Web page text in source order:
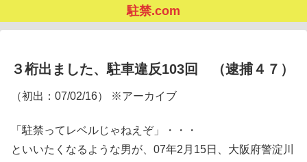
駐禁.com
３桁出ました、駐車違反103回 （逮捕４７）
（初出：07/02/16） ※アーカイブ
「駐禁ってレベルじゃねえぞ」・・・
といいたくなるような男が、07年2月15日、大阪府警淀川